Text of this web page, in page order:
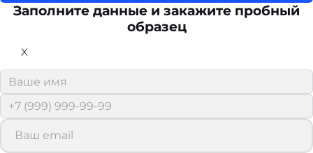
Заполните данные и закажите пробный
образец
X